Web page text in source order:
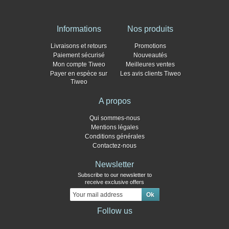
Informations
Livraisons et retours
Paiement sécurisé
Mon compte Tiweo
Payer en espèce sur
Tiweo
Nos produits
Promotions
Nouveautés
Meilleures ventes
Les avis clients Tiweo
A propos
Qui sommes-nous
Mentions légales
Conditions générales
Contactez-nous
Newsletter
Subscribe to our newsletter to
receive exclusive offers
Follow us